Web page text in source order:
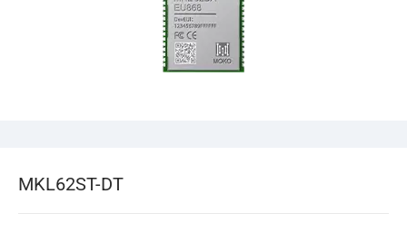
MKL62ST-DT